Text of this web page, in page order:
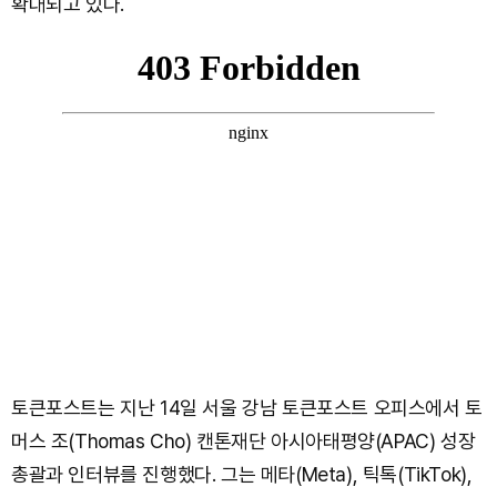
토큰포스트는 지난 14일 서울 강남 토큰포스트 오피스에서 토
머스 조(Thomas Cho) 캔톤재단 아시아태평양(APAC) 성장
총괄과 인터뷰를 진행했다. 그는 메타(Meta), 틱톡(TikTok),